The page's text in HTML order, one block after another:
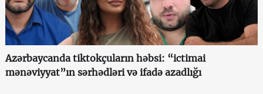
Azərbaycanda tiktokçuların həbsi: “ictimai
mənəviyyat”ın sərhədləri və ifadə azadlığı